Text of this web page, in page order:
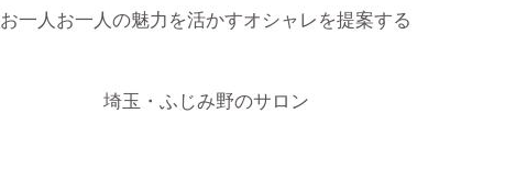
お一人お一人の魅力を活かすオシャレを提案する
埼玉・ふじみ野のサロン